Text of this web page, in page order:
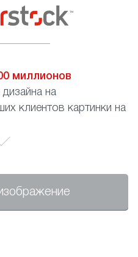
миллионов
на
клиентов картинки на